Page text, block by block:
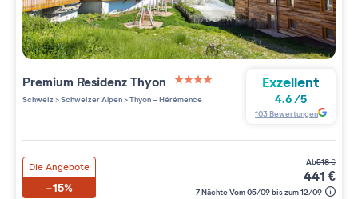
Premium ResidenzThyon
4 étoiles sur 5
Schweiz >Schweizer Alpen>Thyon - Hérémence
Exzellent
4.6/5
103Bewertungen
Die Angebote
-15%
ab518€
441 €
7 Nächte Vom 05/09 bis zum 12/09